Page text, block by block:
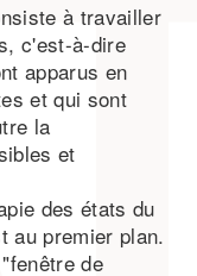
à travailler
c'est-à-dire
apparus en
et qui sont
la
et
des états du
au premier plan.
de